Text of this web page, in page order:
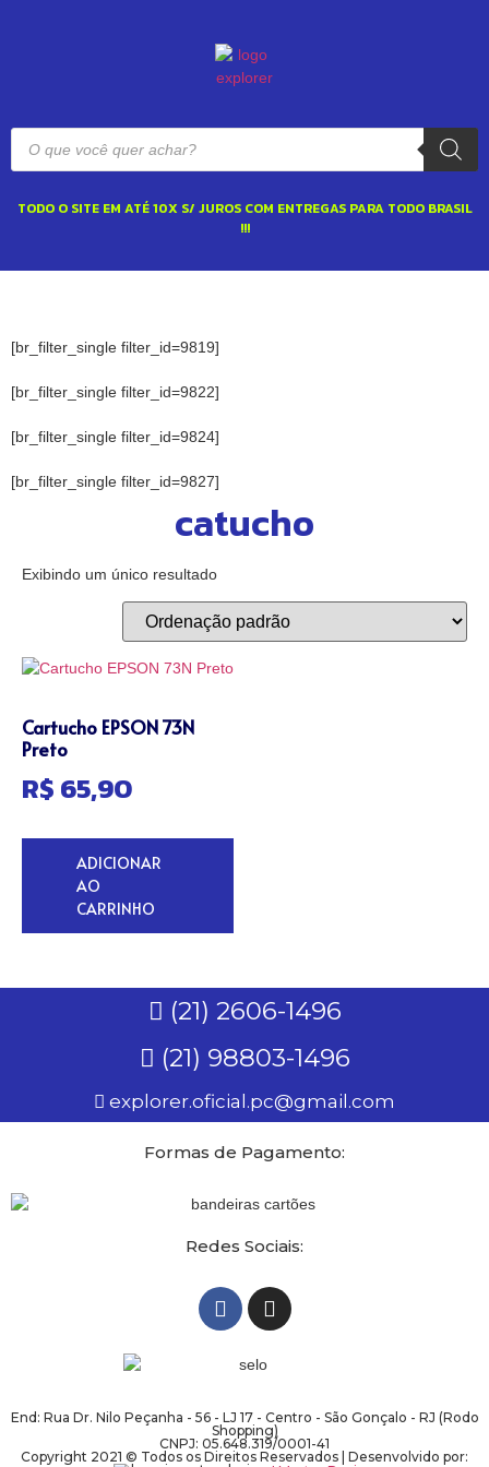
TODO O SITE EM ATÉ 10X S/ JUROS COM ENTREGAS PARA TODO BRASIL
!!!
[br_filter_single filter_id=9819]
[br_filter_single filter_id=9822]
[br_filter_single filter_id=9824]
[br_filter_single filter_id=9827]
catucho
Exibindo um único resultado
Cartucho EPSON 73N
Preto
R$65,90
ADICIONAR
AO
CARRINHO
(21) 2606-1496
(21) 98803-1496
explorer.oficial.pc@gmail.com
Formas de Pagamento:
Redes Sociais:
End: Rua Dr. Nilo Peçanha - 56 - LJ 17 - Centro - São Gonçalo - RJ (Rodo
Shopping)
CNPJ: 05.648.319/0001-41
Copyright 2021 © Todos os Direitos Reservados | Desenvolvido por: